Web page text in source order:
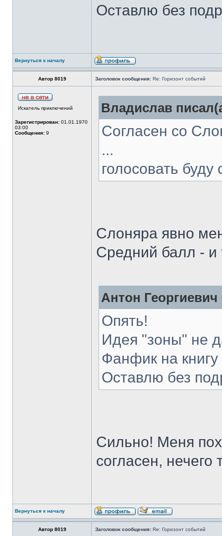
Оставлю без
Вернуться к началу
Автор 8019 Заголовок сообщения: Re: Горизонт событий
Искатель приключений
Зарегистрирован: 01.01.1970
03:00
Сообщения: 9
Владислав
Согласен со
...
голосовать
Слоняра явно
Средний балл - и
Антон Георгиевич
Опять!
Идея "зоны" не
Фанфик на книгу
Оставлю без
Сильно! Меня
согласен,
Вернуться к началу
Автор 8019 Заголовок сообщения: Re: Горизонт событий